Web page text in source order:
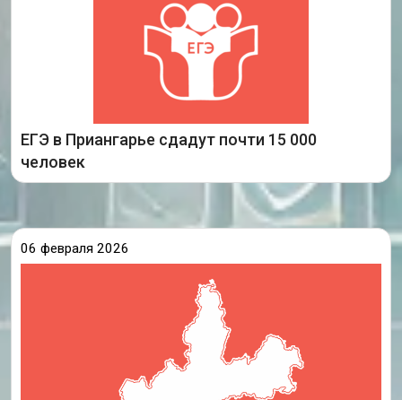
ЕГЭ в Приангарье сдадут почти 15 000
человек
программам среднего общего образования. По
предварительным данным РЦОИ Центра оценки
профессионального мастерства, квалификаций
педагогов и мониторинга качества
Подробнее
06 февраля 2026
Совет по профессиональным квалификациям в
сфере образования 5 февраля 2026 года провел
семинар-совещание «Развитие системы
профессиональных квалификаций в сфере
образования на 2026 год».
Любовь Духанина, председатель